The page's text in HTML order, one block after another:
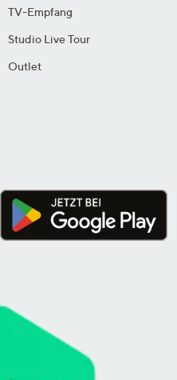
TV-Empfang
Studio Live Tour
Outlet